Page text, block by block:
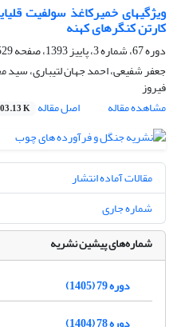
ویژگی‏های خمیر‌کاغذ سولفیت
کارتن کنگره‏ای کهنه
دوره 67، شماره 3، پاییز 1393، صفحه
539
جعفر شفیعی، احمد جهان لتیباری،
فیروز
مشاهده مقاله
اصل مقاله K
مقالات آماده انتشار
شماره جاری
شماره‌های پیشین نشریه
دوره 79 (1405)